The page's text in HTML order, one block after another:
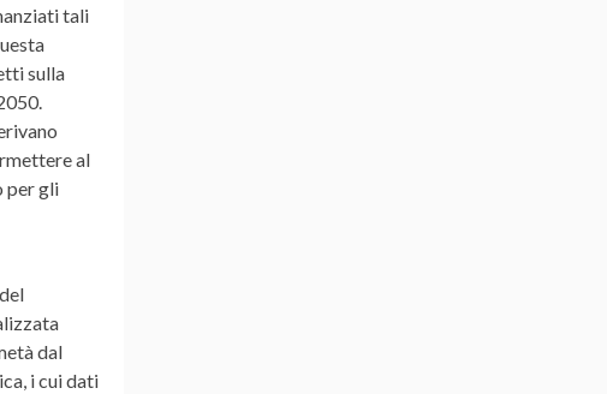
tali
sulla
al
per gli
dal
i cui dati